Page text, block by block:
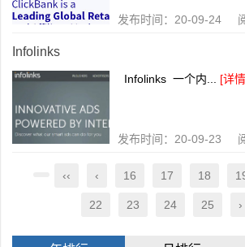
发布时间：20-09-24
Infolinks
Infolinks 一个内... [详
发布时间：20-09-23
‹‹ ‹ 16 17 18
22 23 24 25 ›